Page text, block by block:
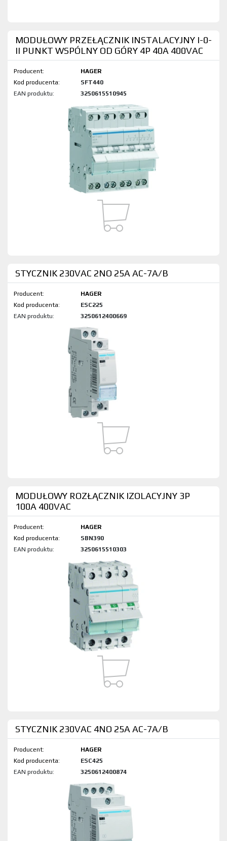
MODUŁOWY PRZEŁĄCZNIK INSTALACYJNY I-0-
II PUNKT WSPÓLNY OD GÓRY 4P 40A 400VAC
Producent:
HAGER
Kod produktu:
SFT440
EAN produktu:
3250615510945
STYCZNIK 230VAC 2NO 25A AC-7A/B
Producent:
HAGER
Kod produktu:
ESC225
EAN produktu:
3250612400669
MODUŁOWY ROZŁĄCZNIK IZOLACYJNY 3P
100A 400VAC
Producent:
HAGER
Kod produktu:
SBN390
EAN produktu:
3250615510303
STYCZNIK 230VAC 4NO 25A AC-7A/B
Producent:
HAGER
Kod produktu:
ESC425
EAN produktu:
3250612400874